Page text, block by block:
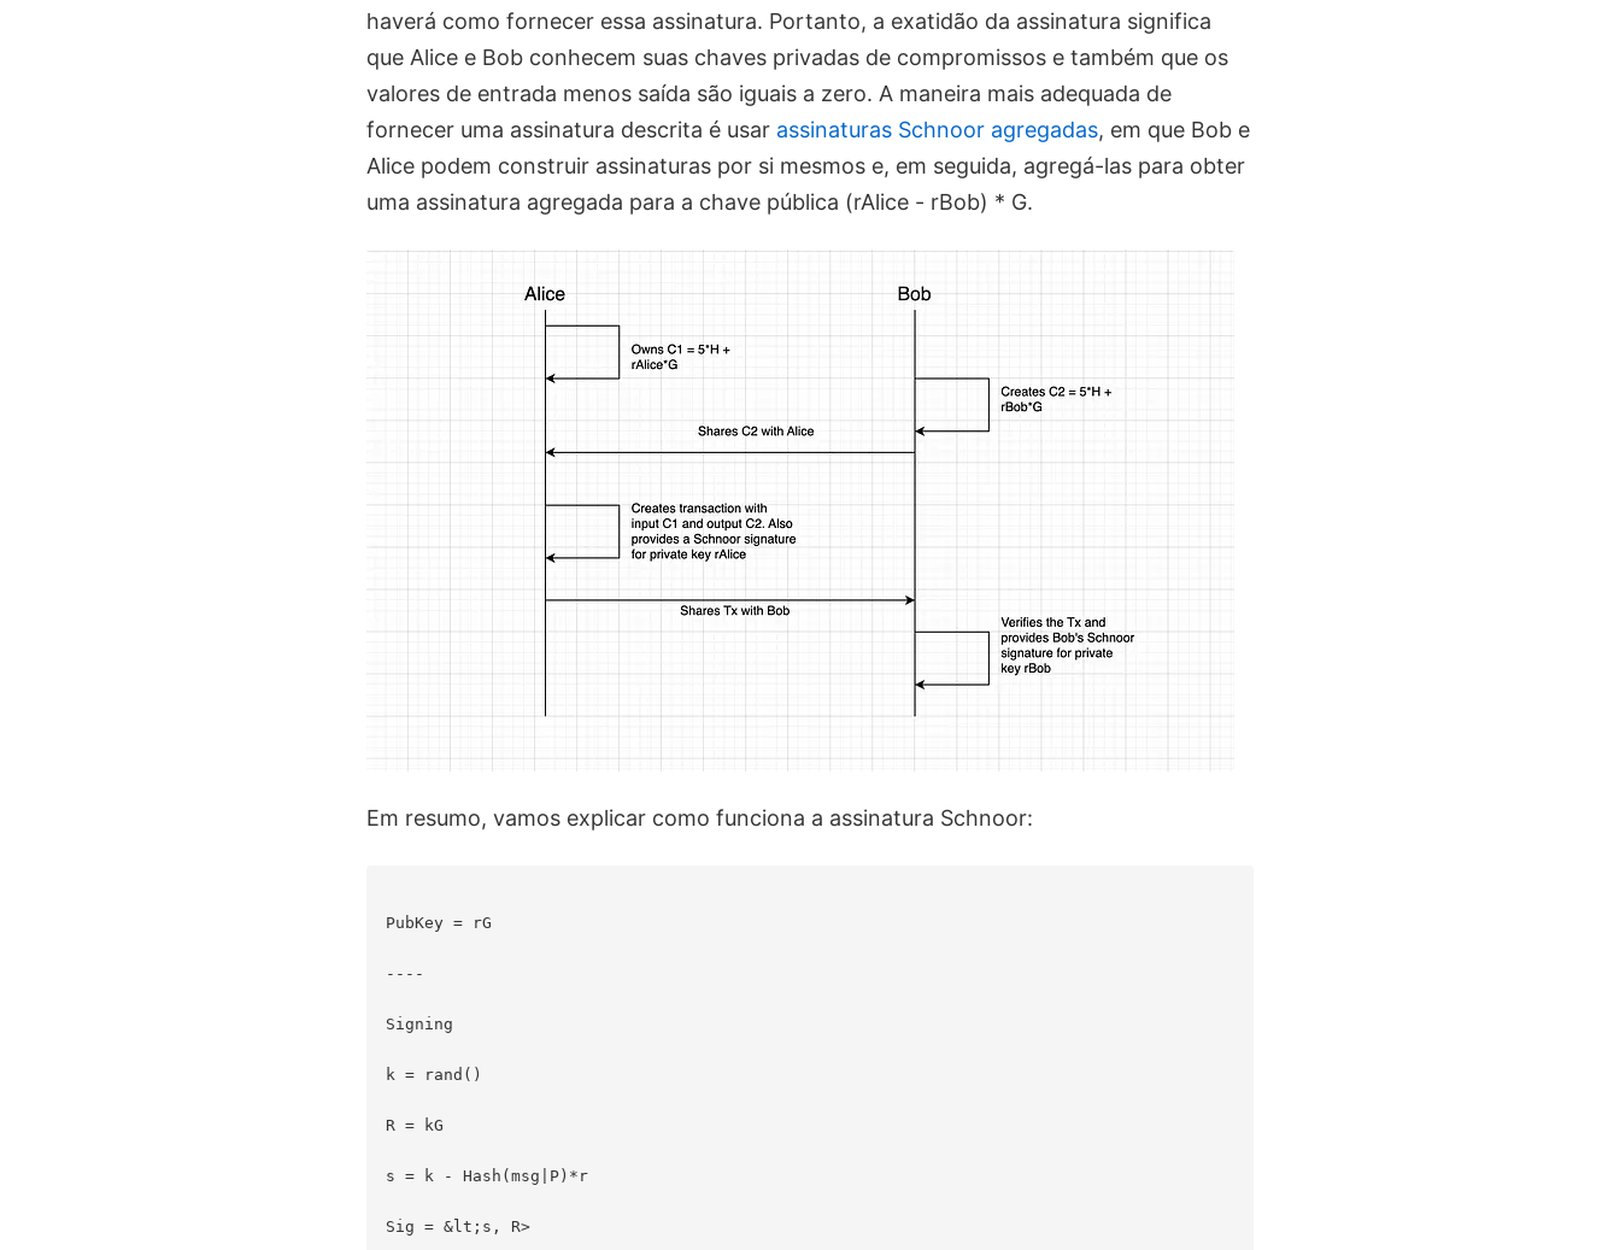
haverá como fornecer essa assinatura. Portanto, a exatidão da assinatura significa
que Alice e Bob conhecem suas chaves privadas de compromissos e também que os
valores de entrada menos saída são iguais a zero. A maneira mais adequada de
fornecer uma assinatura descrita é usar assinaturas Schnoor agregadas, em que Bob e
Alice podem construir assinaturas por si mesmos e, em seguida, agregá-las para obter
uma assinatura agregada para a chave pública (rAlice - rBob) * G.
Em resumo, vamos explicar como funciona a assinatura Schnoor:
PubKey = rG
----
Signing
k = rand()
R = kG
s = k - Hash(msg|P)*r
Sig = &lt;s, R>